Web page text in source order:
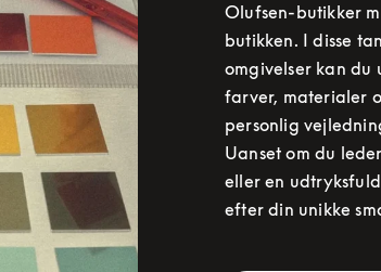
Olufsen-butikker
butikken. I disse
omgivelser kan du
farver, materialer
personlig
Uanset om du
eller en
efter din unikke